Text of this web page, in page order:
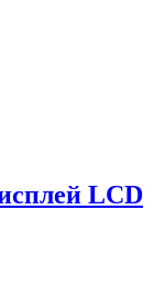
LCD